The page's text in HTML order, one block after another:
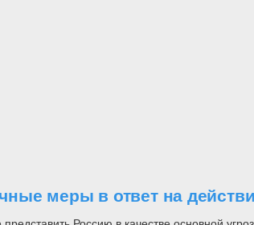
меры в ответ на